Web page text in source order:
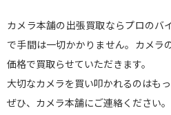
カメラ本舗の出張買取ならプロのバ
で手間は一切かかりません。カメラ
価格で買取らせていただきます。
大切なカメラを買い叩かれるのはもっ
ぜひ、カメラ本舗にご連絡ください。